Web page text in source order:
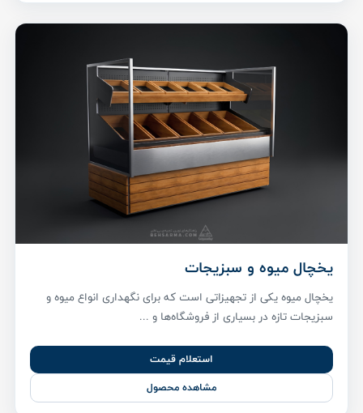
یخچال میوه و سبزیجات
یخچال میوه یکی از تجهیزاتی است که برای نگهداری انواع میوه و
سبزیجات تازه در بسیاری از فروشگاه‌ها و ...
استعلام قیمت
مشاهده محصول